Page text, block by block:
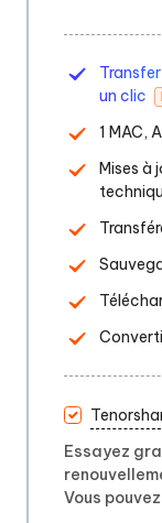
un clic
1 MAC,
Mises à
Essayez
Vous